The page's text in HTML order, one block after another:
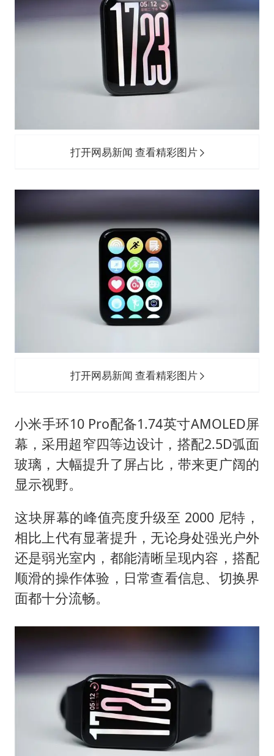
打开网易新闻 查看精彩图片
打开网易新闻 查看精彩图片
小米手环10 Pro配备1.74英寸AMOLED屏
幕，采用超窄四等边设计，搭配2.5D弧面
玻璃，大幅提升了屏占比，带来更广阔的
显示视野。
这块屏幕的峰值亮度升级至 2000 尼特，
相比上代有显著提升，无论身处强光户外
还是弱光室内，都能清晰呈现内容，搭配
顺滑的操作体验，日常查看信息、切换界
面都十分流畅。